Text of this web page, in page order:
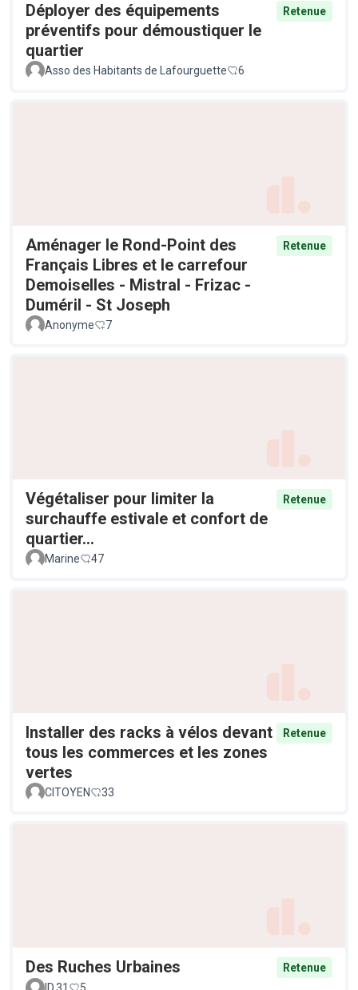
Déployer des équipements
préventifs pour démoustiquer le
quartier
Retenue
Asso des Habitants de Lafourguette 6
Aménager le Rond-Point des
Français Libres et le carrefour
Demoiselles - Mistral - Frizac -
Duméril - St Joseph
Retenue
Anonyme 7
Végétaliser pour limiter la
surchauffe estivale et confort de
quartier...
Retenue
Marine 47
Installer des racks à vélos devant
tous les commerces et les zones
vertes
Retenue
CITOYEN 33
Des Ruches Urbaines
Retenue
ID.31
5